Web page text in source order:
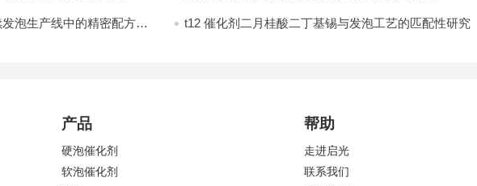
泡生产线中的精密配方设
t12 催化剂二月桂酸二丁基锡与发泡工艺的匹配性研究
产品
硬泡催化剂
软泡催化剂
帮助
走进启光
联系我们